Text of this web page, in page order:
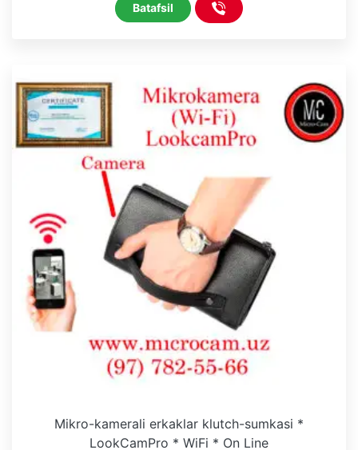
Batafsil
Mikro-kamerali erkaklar klutch-sumkasi *
LookCamPro * WiFi * On Line